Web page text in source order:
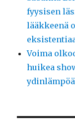
fyysisen
lääkkeenä
Voima
huikea
ydinlämpöä